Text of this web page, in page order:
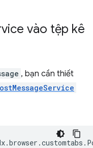
vào tệp kê
, bạn cần thiết